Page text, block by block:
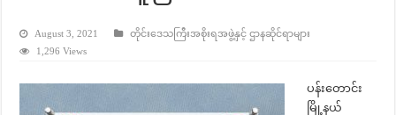
August 3, 2021
တိုင်းဒေသကြီးအစိုးရအဖွဲ့နှင့် ဌာနဆိုင်ရာများ
1,296 Views
ပန်းတောင်း
မြို့နယ်